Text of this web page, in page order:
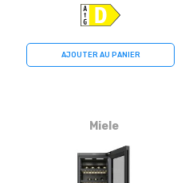
AJOUTER AU PANIER
Miele